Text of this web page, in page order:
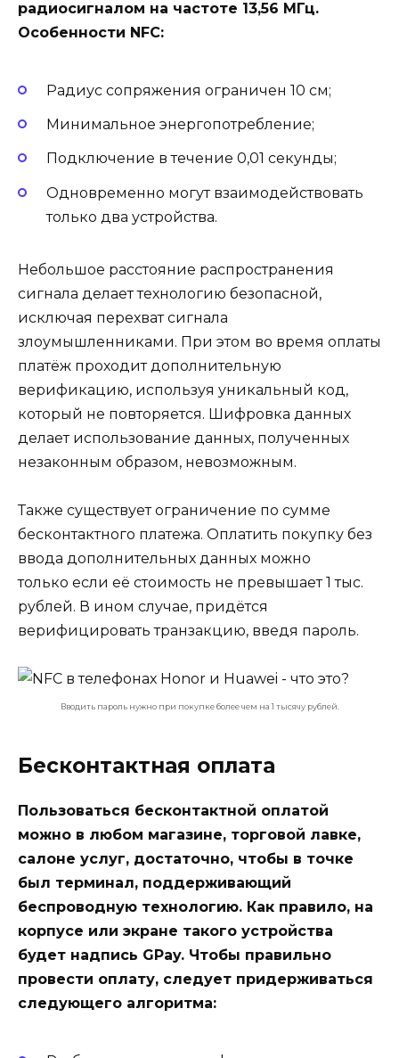
радиосигналом на частоте 13,56 МГц.
Особенности NFC:
Радиус сопряжения ограничен 10 см;
Минимальное энергопотребление;
Подключение в течение 0,01 секунды;
Одновременно могут взаимодействовать
только два устройства.
Небольшое расстояние распространения
сигнала делает технологию безопасной,
исключая перехват сигнала
злоумышленниками. При этом во время оплаты
платёж проходит дополнительную
верификацию, используя уникальный код,
который не повторяется. Шифровка данных
делает использование данных, полученных
незаконным образом, невозможным.
Также существует ограничение по сумме
бесконтактного платежа. Оплатить покупку без
ввода дополнительных данных можно
только если её стоимость не превышает 1 тыс.
рублей. В ином случае, придётся
верифицировать транзакцию, введя пароль.
Вводить пароль нужно при покупке более чем на 1 тысячу рублей.
Бесконтактная оплата
Пользоваться бесконтактной оплатой
можно в любом магазине, торговой лавке,
салоне услуг, достаточно, чтобы в точке
был терминал, поддерживающий
беспроводную технологию. Как правило, на
корпусе или экране такого устройства
будет надпись GPay. Чтобы правильно
провести оплату, следует придерживаться
следующего алгоритма: